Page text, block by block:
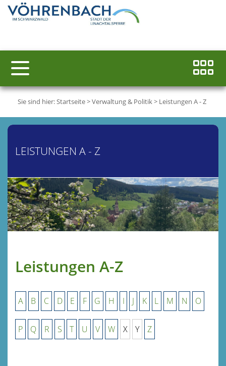
Sie sind hier:Startseite>Verwaltung & Politik> Leistungen A - Z
LEISTUNGEN A - Z
Leistungen A-Z
A B C D E F G H I J K L M N O
P Q R S T U V W X Y Z